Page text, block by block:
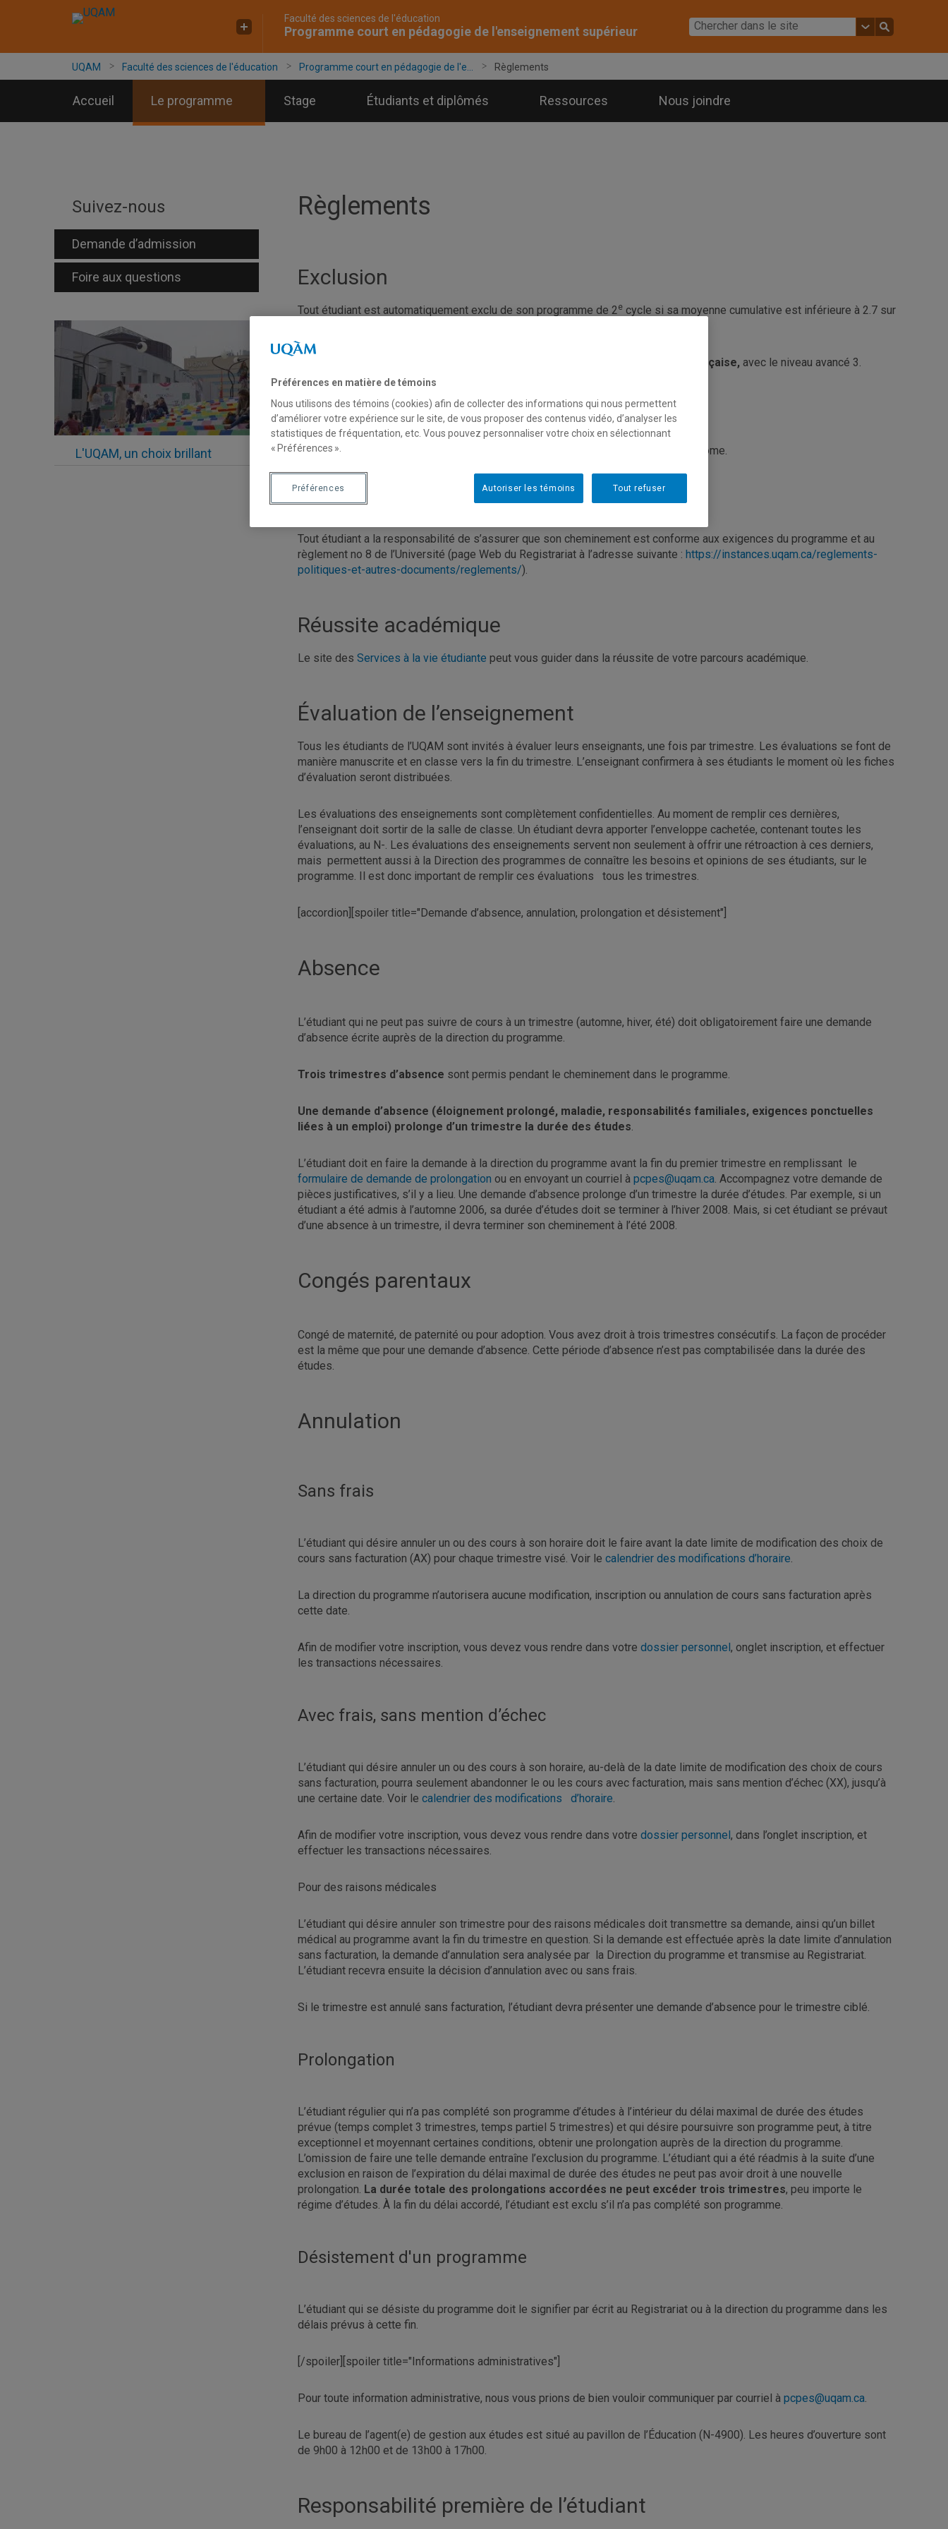
Accéder
la
recherche
Accéder
menu
pricipal
Accéder
la
zone
centrale
Faculté des sciences de l'éducation
Programme court en pédagogie de l'enseignement supérieur
UQAM Faculté des sciences de l'éducation Programme court en pédagogie de l'e... Règlements
Accueil Le programme Stage Étudiants et diplômés Ressources Nous joindre
Suivez-nous
Demande d’admission
Foire aux questions
L'UQAM, un choix brillant
Règlements
Exclusion
Tout étudiant est automatiquement exclu de son programme de 2e cycle si sa moyenne cumulative est inférieure à 2.7 sur
Réussite du test d’évaluation de compétences linguistiques de la langue française, avec le niveau avancé 3.
Obtention du diplôme
L’étudiant finissant ayant une moyenne inférieure à 2,7/4,3 ne peut obtenir son diplôme.
Responsabilité première de l’étudiant
Tout étudiant a la responsabilité de s’assurer que son cheminement est conforme aux exigences du programme et au
règlement no 8 de l’Université (page Web du Registrariat à l’adresse suivante : https://instances.uqam.ca/reglements-
politiques-et-autres-documents/reglements/).
Réussite académique
Le site des Services à la vie étudiante peut vous guider dans la réussite de votre parcours académique.
Évaluation de l’enseignement
Tous les étudiants de l’UQAM sont invités à évaluer leurs enseignants, une fois par trimestre. Les évaluations se font de
manière manuscrite et en classe vers la fin du trimestre. L’enseignant confirmera à ses étudiants le moment où les fiches
d’évaluation seront distribuées.
Les évaluations des enseignements sont complètement confidentielles. Au moment de remplir ces dernières,
l’enseignant doit sortir de la salle de classe. Un étudiant devra apporter l’enveloppe cachetée, contenant toutes les
évaluations, au N-. Les évaluations des enseignements servent non seulement à offrir une rétroaction à ces derniers,
mais permettent aussi à la Direction des programmes de connaître les besoins et opinions de ses étudiants, sur le
programme. Il est donc important de remplir ces évaluations tous les trimestres.
[accordion][spoiler title="Demande d’absence, annulation, prolongation et désistement"]
Absence
L’étudiant qui ne peut pas suivre de cours à un trimestre (automne, hiver, été) doit obligatoirement faire une demande
d’absence écrite auprès de la direction du programme.
Trois trimestres d’absence sont permis pendant le cheminement dans le programme.
Une demande d’absence (éloignement prolongé, maladie, responsabilités familiales, exigences ponctuelles
liées à un emploi) prolonge d’un trimestre la durée des études.
L’étudiant doit en faire la demande à la direction du programme avant la fin du premier trimestre en remplissant le
formulaire de demande de prolongation ou en envoyant un courriel à pcpes@uqam.ca. Accompagnez votre demande de
pièces justificatives, s’il y a lieu. Une demande d’absence prolonge d’un trimestre la durée d’études. Par exemple, si un
étudiant a été admis à l’automne 2006, sa durée d’études doit se terminer à l’hiver 2008. Mais, si cet étudiant se prévaut
d’une absence à un trimestre, il devra terminer son cheminement à l’été 2008.
Congés parentaux
Congé de maternité, de paternité ou pour adoption. Vous avez droit à trois trimestres consécutifs. La façon de procéder
est la même que pour une demande d’absence. Cette période d’absence n’est pas comptabilisée dans la durée des
études.
Annulation
Sans frais
L’étudiant qui désire annuler un ou des cours à son horaire doit le faire avant la date limite de modification des choix de
cours sans facturation (AX) pour chaque trimestre visé. Voir le calendrier des modifications d’horaire.
La direction du programme n’autorisera aucune modification, inscription ou annulation de cours sans facturation après
cette date.
Afin de modifier votre inscription, vous devez vous rendre dans votre dossier personnel, onglet inscription, et effectuer
les transactions nécessaires.
Avec frais, sans mention d’échec
L’étudiant qui désire annuler un ou des cours à son horaire, au-delà de la date limite de modification des choix de cours
sans facturation, pourra seulement abandonner le ou les cours avec facturation, mais sans mention d’échec (XX), jusqu’à
une certaine date. Voir le calendrier des modifications d’horaire.
Afin de modifier votre inscription, vous devez vous rendre dans votre dossier personnel, dans l’onglet inscription, et
effectuer les transactions nécessaires.
Pour des raisons médicales
L’étudiant qui désire annuler son trimestre pour des raisons médicales doit transmettre sa demande, ainsi qu’un billet
médical au programme avant la fin du trimestre en question. Si la demande est effectuée après la date limite d’annulation
sans facturation, la demande d’annulation sera analysée par la Direction du programme et transmise au Registrariat.
L’étudiant recevra ensuite la décision d’annulation avec ou sans frais.
Si le trimestre est annulé sans facturation, l’étudiant devra présenter une demande d’absence pour le trimestre ciblé.
Prolongation
L’étudiant régulier qui n’a pas complété son programme d’études à l’intérieur du délai maximal de durée des études
prévue (temps complet 3 trimestres, temps partiel 5 trimestres) et qui désire poursuivre son programme peut, à titre
exceptionnel et moyennant certaines conditions, obtenir une prolongation auprès de la direction du programme.
L’omission de faire une telle demande entraîne l’exclusion du programme. L’étudiant qui a été réadmis à la suite d’une
exclusion en raison de l’expiration du délai maximal de durée des études ne peut pas avoir droit à une nouvelle
prolongation. La durée totale des prolongations accordées ne peut excéder trois trimestres, peu importe le
régime d’études. À la fin du délai accordé, l’étudiant est exclu s’il n’a pas complété son programme.
Désistement d'un programme
L’étudiant qui se désiste du programme doit le signifier par écrit au Registrariat ou à la direction du programme dans les
délais prévus à cette fin.
[/spoiler][spoiler title="Informations administratives"]
Pour toute information administrative, nous vous prions de bien vouloir communiquer par courriel à pcpes@uqam.ca.
Le bureau de l’agent(e) de gestion aux études est situé au pavillon de l’Éducation (N-4900). Les heures d’ouverture sont
de 9h00 à 12h00 et de 13h00 à 17h00.
Responsabilité première de l’étudiant
Préférences en matière de témoins
Nous utilisons des témoins (cookies) afin de collecter des informations qui nous permettent
d’améliorer votre expérience sur le site, de vous proposer des contenus vidéo, d’analyser les
statistiques de fréquentation, etc. Vous pouvez personnaliser votre choix en sélectionnant
« Préférences ».
Tout refuser
Autoriser les témoins
Préférences